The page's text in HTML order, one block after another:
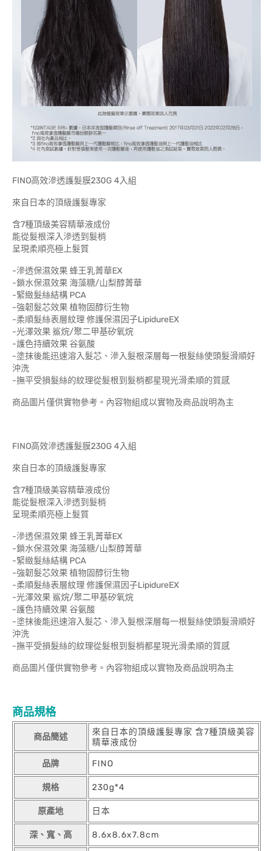
FINO高效滲透護髮膜230G 4入組
來自日本的頂級護髮專家
含7種頂級美容精華液成份
能從髮根深入滲透到髮梢
呈現柔順亮極上髮質
-滲透保濕效果 蜂王乳菁華EX
-鎖水保濕效果 海藻糖/山梨醇菁華
-緊緻髮絲結構 PCA
-強韌髮芯效果 植物固醇衍生物
-柔順髮絲表層紋理 修護保濕因子LipidureEX
-光澤效果 鯊烷/聚二甲基矽氧烷
-護色持續效果 谷氨酸
-塗抹後能迅速溶入髮芯、滲入髮根深層每一根髮絲使頭髮滑順好
沖洗
-撫平受損髮絲的紋理從髮根到髮梢都星現光滑柔順的質感
商品圖片僅供實物參考。內容物組成以實物及商品說明為主
FINO高效滲透護髮膜230G 4入組
來自日本的頂級護髮專家
含7種頂級美容精華液成份
能從髮根深入滲透到髮梢
呈現柔順亮極上髮質
-滲透保濕效果 蜂王乳菁華EX
-鎖水保濕效果 海藻糖/山梨醇菁華
-緊緻髮絲結構 PCA
-強韌髮芯效果 植物固醇衍生物
-柔順髮絲表層紋理 修護保濕因子LipidureEX
-光澤效果 鯊烷/聚二甲基矽氧烷
-護色持續效果 谷氨酸
-塗抹後能迅速溶入髮芯、滲入髮根深層每一根髮絲使頭髮滑順好
沖洗
-撫平受損髮絲的紋理從髮根到髮梢都星現光滑柔順的質感
商品圖片僅供實物參考。內容物組成以實物及商品說明為主
商品規格
商品簡述
來自日本的頂級護髮專家 含7種頂級美容
精華液成份
品牌 FINO
規格 230g*4
原產地 日本
深、寬、高 8.6x8.6x7.8cm